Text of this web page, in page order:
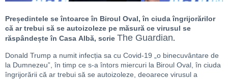
Președintele se întoarce în Biroul Oval, în ciuda îngrijorărilor
că ar trebui să se autoizoleze pe măsură ce virusul se
răspândește în Casa Albă, scrie The Guardian.
Donald Trump a numit infecția sa cu Covid-19 „o binecuvântare de
la Dumnezeu”, în timp ce s-a întors miercuri la Biroul Oval, în ciuda
îngrijorării că ar trebui să se autoizoleze, deoarece virusul a